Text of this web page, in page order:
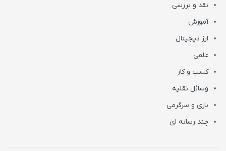
نقد و بررسی
آموزش
ارز دیجیتال
علمی
کسب و کار
وسائل نقلیه
بازی و سرگرمی
چند رسانه ای